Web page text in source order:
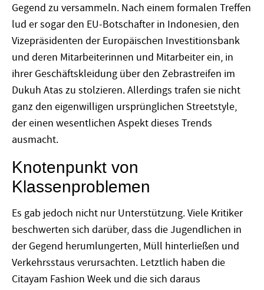
Gegend zu versammeln. Nach einem formalen Treffen
lud er sogar den EU-Botschafter in Indonesien, den
Vizepräsidenten der Europäischen Investitionsbank
und deren Mitarbeiterinnen und Mitarbeiter ein, in
ihrer Geschäftskleidung über den Zebrastreifen im
Dukuh Atas zu stolzieren. Allerdings trafen sie nicht
ganz den eigenwilligen ursprünglichen Streetstyle,
der einen wesentlichen Aspekt dieses Trends
ausmacht.
Knotenpunkt von
Klassenproblemen
Es gab jedoch nicht nur Unterstützung. Viele Kritiker
beschwerten sich darüber, dass die Jugendlichen in
der Gegend herumlungerten, Müll hinterließen und
Verkehrsstaus verursachten. Letztlich haben die
Citayam Fashion Week und die sich daraus